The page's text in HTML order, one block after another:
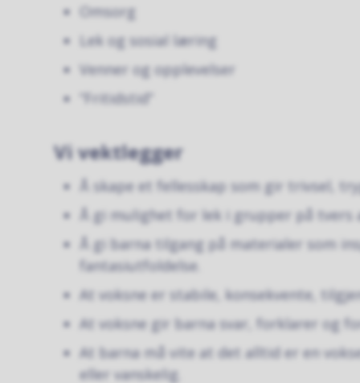
Omsorg
Lek og sosial læring
Venner og opplevelser
”Fritidstid”
Vi vektlegger
Å skape et fellesskap som gir trivsel,
Å gi mulighet for lek i grupper på tvers
Å gi barna tilgang på materialer som
fantasiutfoldelse.
At voksne er stabile, konsekvente,
At voksne gir barna svar, forklarer og
At barna må vite at det alltid er en
eller vanskelig.